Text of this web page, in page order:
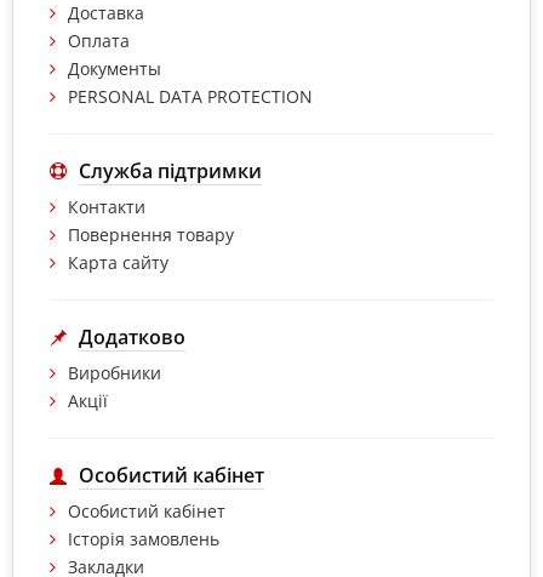
Доставка
Оплата
Документы
PERSONAL DATA PROTECTION
Служба підтримки
Контакти
Повернення товару
Карта сайту
Додатково
Виробники
Акції
Особистий кабінет
Особистий кабінет
Історія замовлень
Закладки